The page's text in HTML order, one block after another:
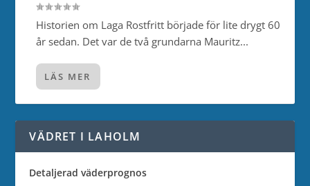
Historien om Laga Rostfritt började för lite drygt 60
år sedan. Det var de två grundarna Mauritz...
LÄS MER
VÄDRET I LAHOLM
Detaljerad väderprognos